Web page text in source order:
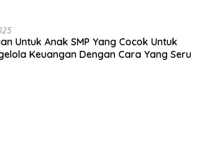
Untuk Anak SMP Yang Cocok Untuk
Keuangan Dengan Cara Yang Seru